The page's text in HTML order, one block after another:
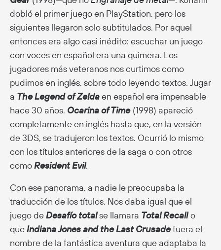
dobló el primer juego en PlayStation, pero los
siguientes llegaron solo subtitulados. Por aquel
entonces era algo casi inédito: escuchar un juego
con voces en español era una quimera. Los
jugadores más veteranos nos curtimos como
pudimos en inglés, sobre todo leyendo textos. Jugar
a The Legend of Zeldaen español era impensable
hace 30 años. Ocarina of Time (1998) apareció
completamente en inglés hasta que, en la versión
de 3DS, se tradujeron los textos. Ocurrió lo mismo
con los títulos anteriores de la saga o con otros
comoResident Evil.
Con ese panorama, a nadie le preocupaba la
traducción de los títulos. Nos daba igual que el
juego deDesafío totalse llamara Total Recall o
queIndiana Jones and the Last Crusadefuera el
nombre de la fantástica aventura que adaptaba la